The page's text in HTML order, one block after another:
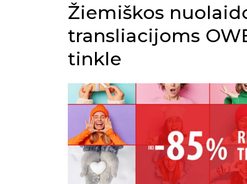
Žiemiškos
transliacijoms
tinkle